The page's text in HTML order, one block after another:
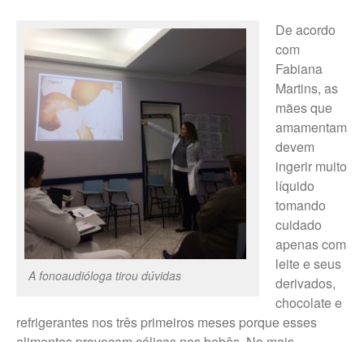
A fonoaudióloga tirou dúvidas
De acordo
com
Fabiana
Martins, as
mães que
amamentam
devem
ingerir muito
líquido
tomando
cuidado
apenas com
leite e seus
derivados,
chocolate e
refrigerantes nos três primeiros meses porque esses